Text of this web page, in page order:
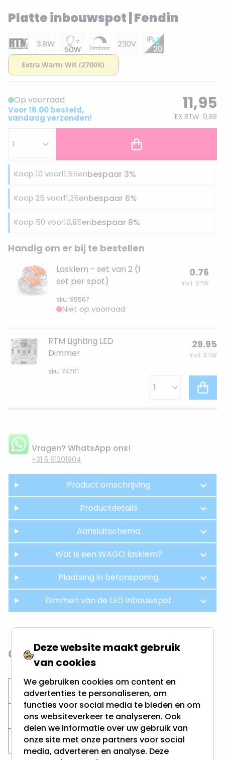
Platte inbouwspot | Fendin
Op voorraad
Voor 16.00 besteld,
vandaag verzonden!
11,95
EX BTW 9,88
Koop 10 voor11,55enbespaar 3%
Koop 25 voor11,25enbespaar 6%
Koop 50 voor10,95enbespaar 8%
Handig om er bij te bestellen
Lasklem - set van 2 (1
set per spot)
sku: 95567
0.76
Incl. BTW
Niet op voorraad
RTM Lighting LED
Dimmer
sku: 74701
29.95
Incl. BTW
Vragen? WhatsApp ons!
+31 5 91201904
Product omschrijving
Productdetails
Aansluitschema
Wat is een WAGO lasklem?
Plaatsing in betonsparing
Dimmen van de LED inbouwspot
Gerelateerde categorieën
Inbouwspots Ondiepe inbouwspots
Ronde spots Witte Inbouwspots
Zaagmaat 70MM
Deze website maakt gebruik
van cookies
We gebruiken cookies om content en
advertenties te personaliseren, om
functies voor social media te bieden en om
ons websiteverkeer te analyseren. Ook
delen we informatie over uw gebruik van
onze site met onze partners voor social
media, adverteren en analyse. Deze